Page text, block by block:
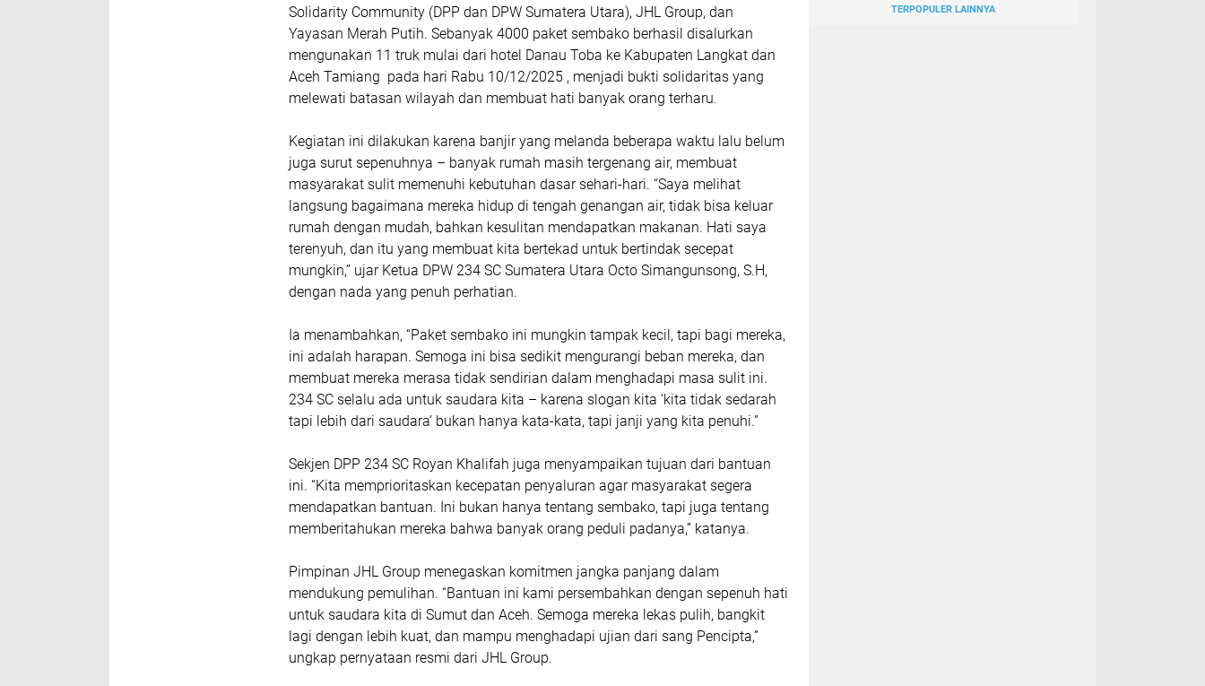
Solidarity Community (DPP dan DPW Sumatera Utara), JHL Group, dan
Yayasan Merah Putih. Sebanyak 4000 paket sembako berhasil disalurkan
mengunakan 11 truk mulai dari hotel Danau Toba ke Kabupaten Langkat dan
Aceh Tamiang pada hari Rabu 10/12/2025 , menjadi bukti solidaritas yang
melewati batasan wilayah dan membuat hati banyak orang terharu.
Kegiatan ini dilakukan karena banjir yang melanda beberapa waktu lalu belum
juga surut sepenuhnya – banyak rumah masih tergenang air, membuat
masyarakat sulit memenuhi kebutuhan dasar sehari-hari. “Saya melihat
langsung bagaimana mereka hidup di tengah genangan air, tidak bisa keluar
rumah dengan mudah, bahkan kesulitan mendapatkan makanan. Hati saya
terenyuh, dan itu yang membuat kita bertekad untuk bertindak secepat
mungkin,” ujar Ketua DPW 234 SC Sumatera Utara Octo Simangunsong, S.H,
dengan nada yang penuh perhatian.
Ia menambahkan, “Paket sembako ini mungkin tampak kecil, tapi bagi mereka,
ini adalah harapan. Semoga ini bisa sedikit mengurangi beban mereka, dan
membuat mereka merasa tidak sendirian dalam menghadapi masa sulit ini.
234 SC selalu ada untuk saudara kita – karena slogan kita ‘kita tidak sedarah
tapi lebih dari saudara’ bukan hanya kata-kata, tapi janji yang kita penuhi.”
Sekjen DPP 234 SC Royan Khalifah juga menyampaikan tujuan dari bantuan
ini. “Kita memprioritaskan kecepatan penyaluran agar masyarakat segera
mendapatkan bantuan. Ini bukan hanya tentang sembako, tapi juga tentang
memberitahukan mereka bahwa banyak orang peduli padanya,” katanya.
Pimpinan JHL Group menegaskan komitmen jangka panjang dalam
mendukung pemulihan. “Bantuan ini kami persembahkan dengan sepenuh hati
untuk saudara kita di Sumut dan Aceh. Semoga mereka lekas pulih, bangkit
lagi dengan lebih kuat, dan mampu menghadapi ujian dari sang Pencipta,”
ungkap pernyataan resmi dari JHL Group.
TERPOPULER LAINNYA